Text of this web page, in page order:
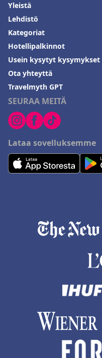
SEURAA MEITÄ
Lataa sovelluksemme
Yleistä
Lehdistö
Kategoriat
Hotellipalkinnot
Usein kysytyt kysymykset
Ota yhteyttä
Travelmyth GPT